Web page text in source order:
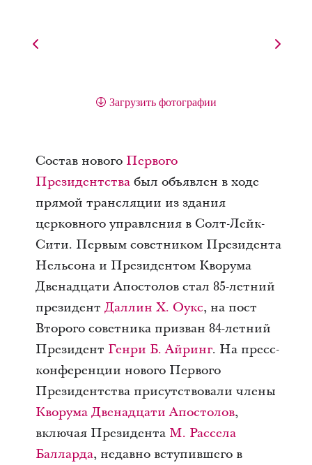
Загрузить фотографии
Состав нового Первого
Президентствабыл объявлен в ходе
прямой трансляции из здания
церковного управления в Солт-Лейк-
Сити. Первым советником Президента
Нельсона и Президентом Кворума
Двенадцати Апостолов стал 85-летний
президент Даллин Х. Оукс, на пост
Второго советника призван 84-летний
Президент Генри Б. Айринг. На пресс-
конференции нового Первого
Президентства присутствовали члены
Кворума Двенадцати Апостолов,
включая Президента М. Рассела
Балларда, недавно вступившего в